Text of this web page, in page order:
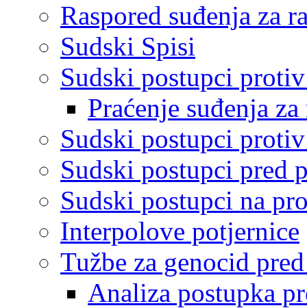
Raspored suđenja za
Sudski Spisi
Sudski postupci
Praćenje suđenja
Sudski postupci
Sudski postupci pred
Sudski postupci na
Interpolove potjernice
Tužbe za genocid
Analiza postupka